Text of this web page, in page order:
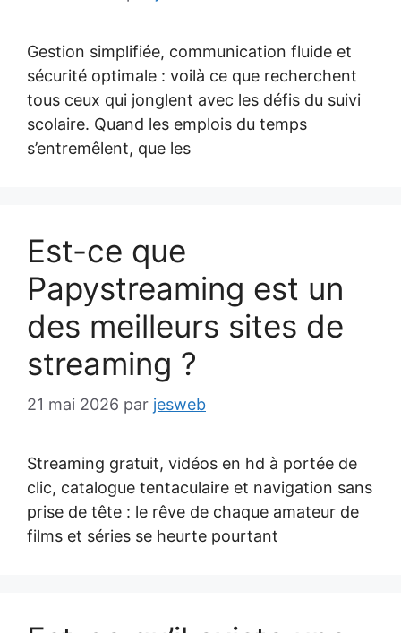
Gestion simplifiée, communication fluide et
sécurité optimale : voilà ce que recherchent
tous ceux qui jonglent avec les défis du suivi
scolaire. Quand les emplois du temps
s’entremêlent, que les
Est-ce que
Papystreaming est un
des meilleurs sites de
streaming ?
21 mai 2026 par jesweb
Streaming gratuit, vidéos en hd à portée de
clic, catalogue tentaculaire et navigation sans
prise de tête : le rêve de chaque amateur de
films et séries se heurte pourtant